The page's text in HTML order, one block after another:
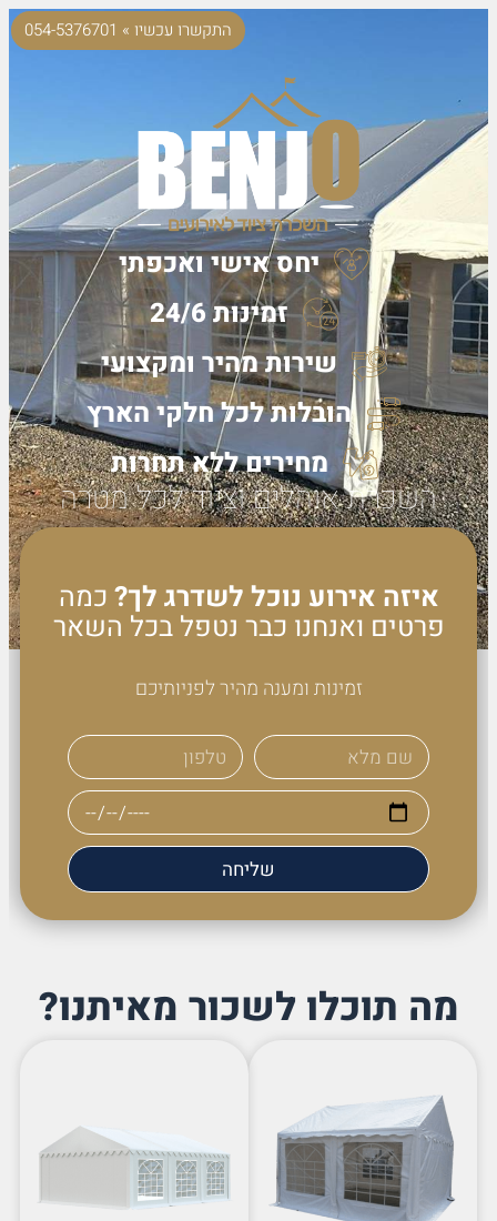
התקשרו עכשיו » 054-5376701
יחס אישי ואכפתי
זמינות 24/6
שירות מהיר ומקצועי
הובלות לכל חלקי הארץ
מחירים ללא תחרות
השכרת אוהלים וציוד לכל מטרה
איזה אירוע נוכל לשדרג לך?כמה
פרטים ואנחנו כבר נטפל בכל השאר
זמינות ומענה מהיר לפניותיכם
שליחה
מה תוכלו לשכור מאיתנו?